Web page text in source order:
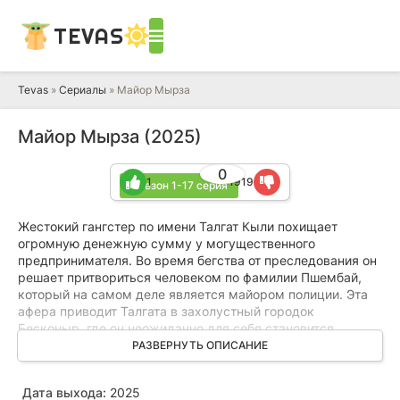
TEVAS
Tevas » Сериалы » Майор Мырза
Майор Мырза (2025)
1 сезон 1-17 серия
0
1 1919
Жестокий гангстер по имени Талгат Кыли похищает
огромную денежную сумму у могущественного
предпринимателя. Во время бегства от преследования он
решает притвориться человеком по фамилии Пшембай,
который на самом деле является майором полиции. Эта
афера приводит Талгата в захолустный городок
Бесконыр, где он неожиданно для себя становится
начальником местного отделения. Жители городка
принимают его за настоящего стража порядка: одни
откровенно не доверяют самозванцу.
РАЗВЕРНУТЬ ОПИСАНИЕ
Дата выхода: 2025